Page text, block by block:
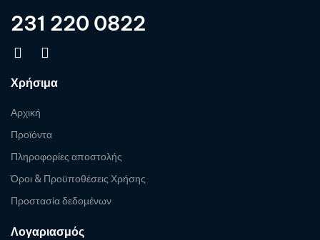
231 220 0822
Χρήσιμα
Αρχική
Προϊόντα
Πληροφορίες αποστολής
Όροι & Προϋποθέσεις Χρήσης
Προστασία δεδομένων
Λογαριασμός